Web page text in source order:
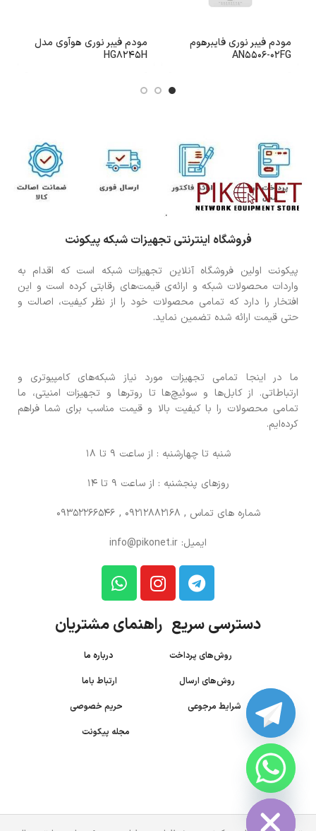
مودم فیبر نوری فایبرهوم
AN5506-02FG
مودم فیبر نوری هوآوی مدل
HG8245H
فروشگاه اینترنتی تجهیزات شبکه پیکونت
پیکونت اولین فروشگاه آنلاین تجهیزات شبکه است که اقدام به
واردات محصولات شبکه و ارائه‌ی قیمت‌های رقابتی کرده است و این
افتخار را دارد که تمامی محصولات خود را از نظر کیفیت، اصالت و
حتی قیمت ارائه شده تضمین نماید.
ما در اینجا تمامی تجهیزات مورد نیاز شبکه‌های کامپیوتری و
ارتباطاتی. از کابل‌ها و سوئیچ‌ها تا روترها و تجهیزات امنیتی، ما
تمامی محصولات را با کیفیت بالا و قیمت مناسب برای شما فراهم
کرده‌ایم.
شنبه تا چهارشنبه : از ساعت 9 تا 18
روزهای پنجشنبه : از ساعت 9 تا 14
شماره های تماس , 09212882168 , 09352266546
ایمیل: info@pikonet.ir
دسترسی سریع راهنمای مشتریان
روش‌های پرداخت درباره ما
روش‌های ارسال
ارتباط باما
شرایط مرجوعی
حریم خصوصی
مجله پیکونت
HIDE
CHATY